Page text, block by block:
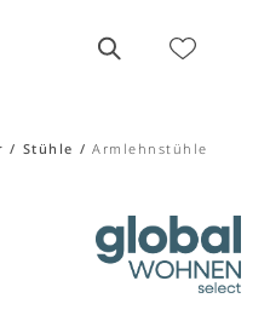
Stühle Armlehnstühle